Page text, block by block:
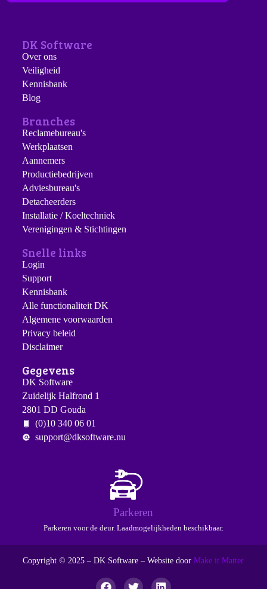
DK Software
Over ons
Veiligheid
Kennisbank
Blog
Branches
Reclamebureau's
Werkplaatsen
Aannemers
Productiebedrijven
Adviesbureau's
Detacheerders
Installatie / Koeltechniek
Verenigingen & Stichtingen
Snelle links
Login
Support
Kennisbank
Alle functionaliteit DK
Algemene voorwaarden
Privacy beleid
Disclaimer
Gegevens
DK Software
Zuidelijk Halfrond 1
2801 DD Gouda
(0)10 340 06 01
support@dksoftware.nu
Parkeren
Parkeren voor de deur. Laadmogelijkheden beschikbaar.
Copyright © 2025 – DK Software – Website doorMake it Matter